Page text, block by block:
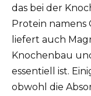
das bei der
Protein namens
liefert auch
Knochenbau
essentiell ist.
obwohl die